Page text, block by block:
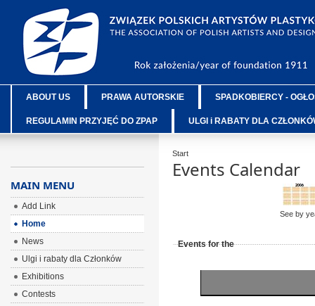
ABOUT US PRAWA AUTORSKIE SPADKOBIERCY -
REGULAMIN PRZYJĘĆ DO ZPAP ULGI i RABATY DLA
Start
Events Calendar
See by
Events for the
MAIN MENU
Add Link
Home
News
Ulgi i rabaty dla Członków
Exhibitions
Contests